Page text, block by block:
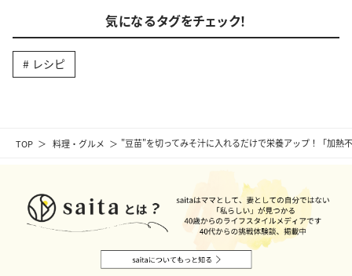
TOP 料理・グルメ "豆苗"を切ってみそ汁に入れるだけで栄養アップ！「加熱
気になるタグをチェック！
レシピ